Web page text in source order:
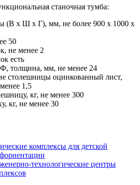
станочная тумба:
(В х Ш х Г), мм, не более 900 x 1000 x
50
не менее 2
есть
толщина, мм, не менее 24
столешницы оцинкованный лист,
1,5
кг, не менее 300
кг, не менее 30
комплексы для детской
технологические центры